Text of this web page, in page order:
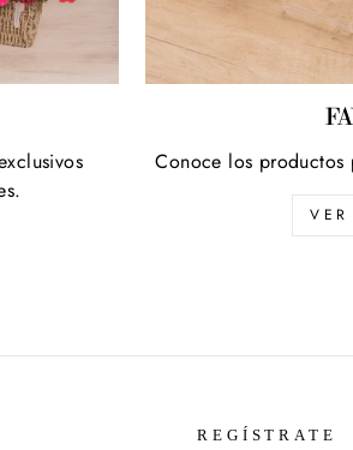
Conoce los productos
REGÍSTRATE